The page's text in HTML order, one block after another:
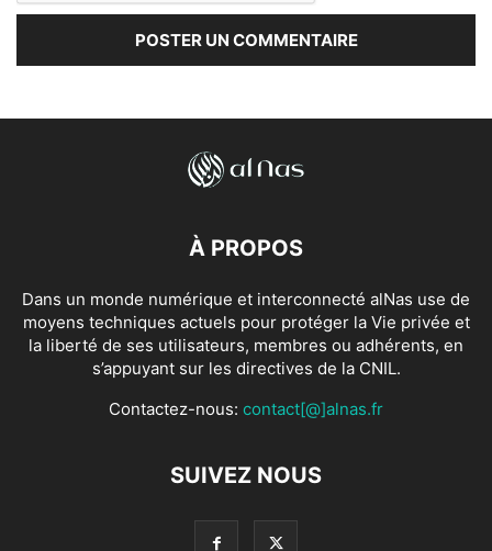
À PROPOS
Dans un monde numérique et interconnecté alNas use de
moyens techniques actuels pour protéger la Vie privée et
la liberté de ses utilisateurs, membres ou adhérents, en
s’appuyant sur les directives de la CNIL.
Contactez-nous: contact[@]alnas.fr
SUIVEZ NOUS